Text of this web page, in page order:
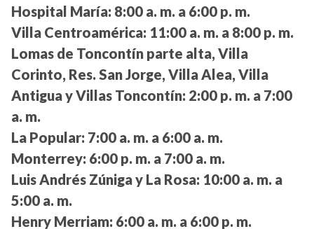
Hospital María: 8:00 a. m. a 6:00 p. m.
Villa Centroamérica: 11:00 a. m. a 8:00 p. m.
Lomas de Toncontín parte alta, Villa
Corinto, Res. San Jorge, Villa Alea, Villa
Antigua y Villas Toncontín: 2:00 p. m. a 7:00
a. m.
La Popular: 7:00 a. m. a 6:00 a. m.
Monterrey: 6:00 p. m. a 7:00 a. m.
Luis Andrés Zúniga y La Rosa: 10:00 a. m. a
5:00 a. m.
Henry Merriam: 6:00 a. m. a 6:00 p. m.